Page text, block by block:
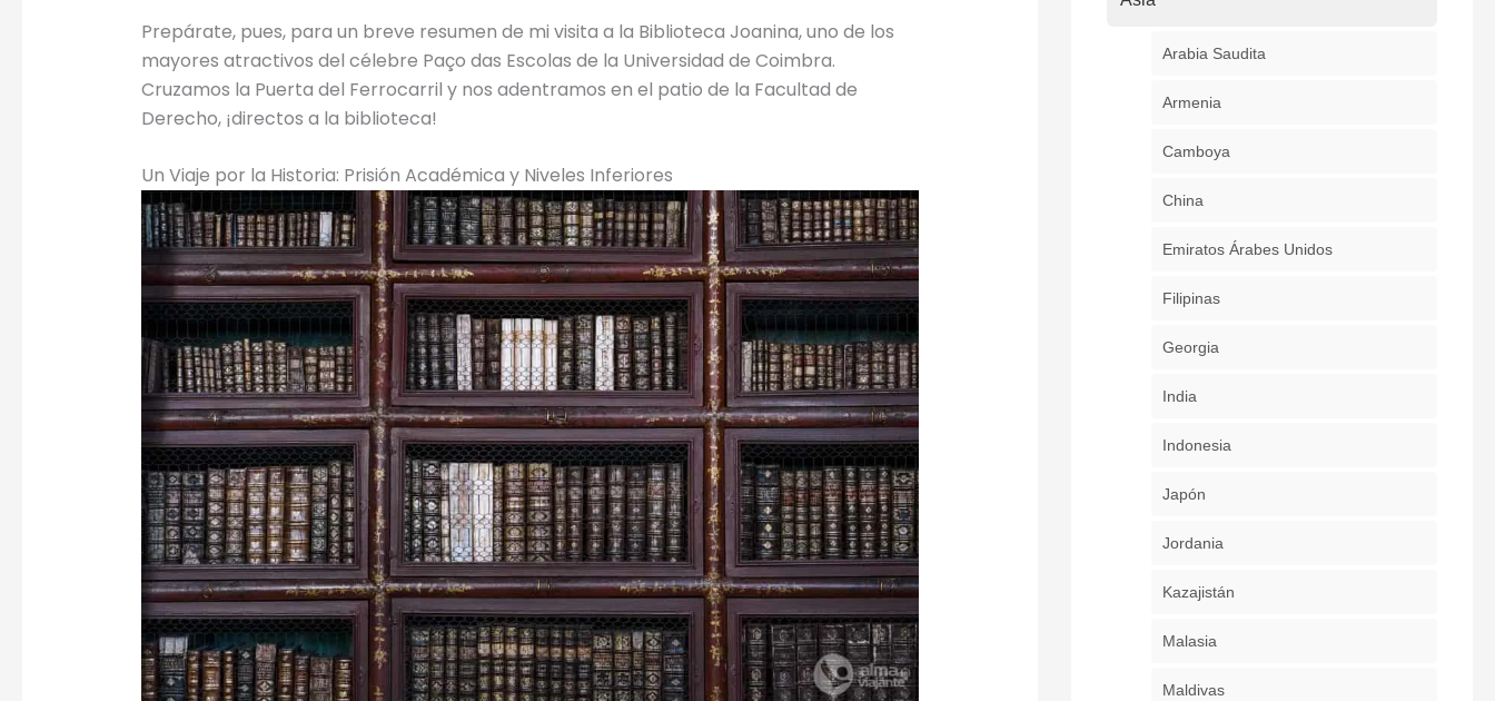
Prepárate, pues, para un breve resumen de mi visita a la Biblioteca Joanina, uno de los
mayores atractivos del célebre Paço das Escolas de la Universidad de Coimbra.
Cruzamos la Puerta del Ferrocarril y nos adentramos en el patio de la Facultad de
Derecho, ¡directos a la biblioteca!
Un Viaje por la Historia: Prisión Académica y Niveles Inferiores
Arabia Saudita
Armenia
Camboya
China
Emiratos Árabes Unidos
Filipinas
Georgia
India
Indonesia
Japón
Jordania
Kazajistán
Malasia
Maldivas